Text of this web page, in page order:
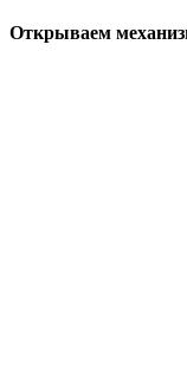
Открываем